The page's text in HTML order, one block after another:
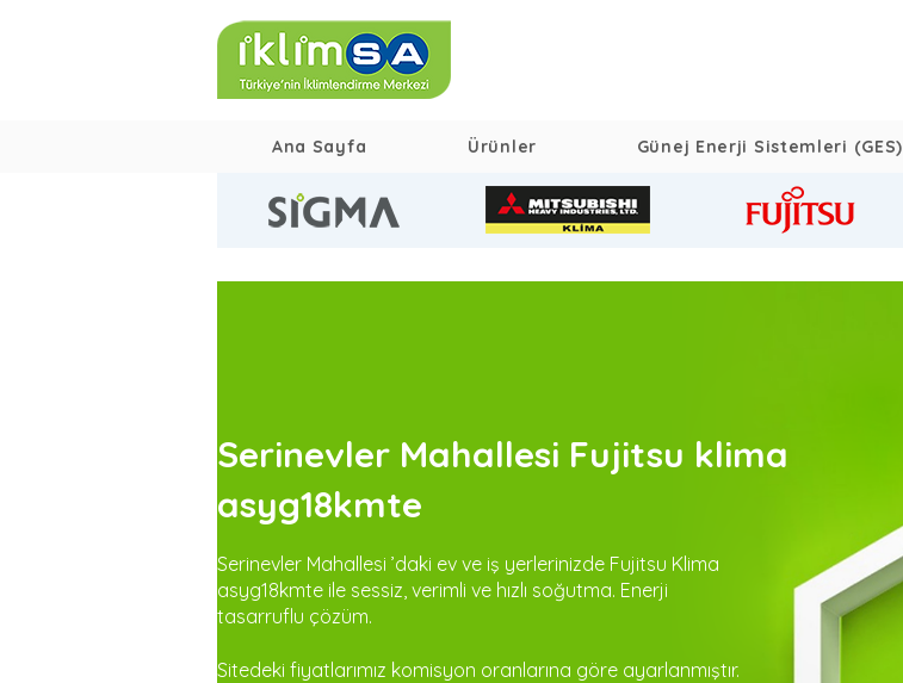
Ana Sayfa Ürünler Günej Enerji Sistemleri (GES)
Serinevler Mahallesi Fujitsu klima
asyg18kmte
Serinevler Mahallesi ’daki ev ve iş yerlerinizde Fujitsu Klima
asyg18kmte ile sessiz, verimli ve hızlı soğutma. Enerji
tasarruflu çözüm.
Sitedeki fiyatlarımız komisyon oranlarına göre ayarlanmıştır.